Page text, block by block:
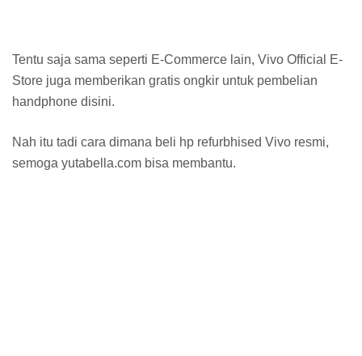
Tentu saja sama seperti E-Commerce lain, Vivo Official E-
Store juga memberikan gratis ongkir untuk pembelian
handphone disini.
Nah itu tadi cara dimana beli hp refurbhised Vivo resmi,
semoga yutabella.com bisa membantu.